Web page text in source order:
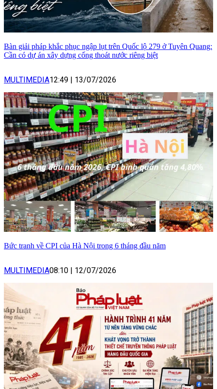
Bàn giải pháp khắc phục ngập lụt trên Quốc lộ 279 ở Tuyên Quang:
Cần có dự án xây dựng cống thoát nước riêng biệt
MULTIMEDIA12:49 | 13/07/2026
Bức tranh về CPI của Hà Nội trong 6 tháng đầu năm
MULTIMEDIA08:10 | 12/07/2026